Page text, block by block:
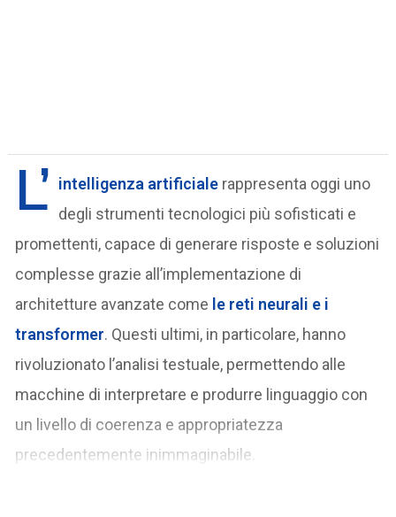
L’ intelligenza artificiale rappresenta oggi uno
degli strumenti tecnologici più sofisticati e
promettenti, capace di generare risposte e soluzioni
complesse grazie all’implementazione di
architetture avanzate come le reti neurali e i
transformer. Questi ultimi, in particolare, hanno
rivoluzionato l’analisi testuale, permettendo alle
macchine di interpretare e produrre linguaggio con
un livello di coerenza e appropriatezza
precedentemente inimmaginabile.